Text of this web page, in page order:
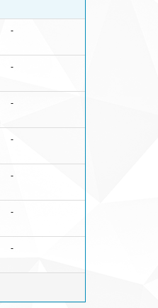
-
-
-
-
-
-
-